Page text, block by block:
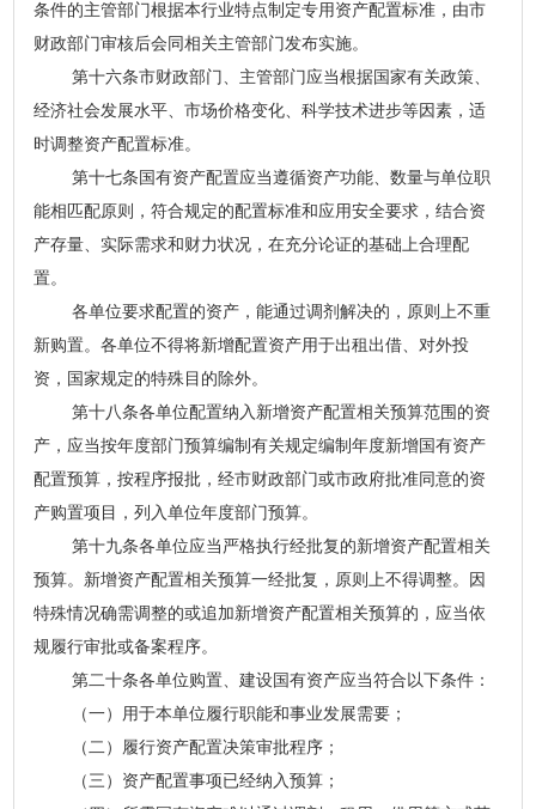
条件的主管部门根据本行业特点制定专用资产配置标准，由市
财政部门审核后会同相关主管部门发布实施。
第十六条市财政部门、主管部门应当根据国家有关政策、
经济社会发展水平、市场价格变化、科学技术进步等因素，适
时调整资产配置标准。
第十七条国有资产配置应当遵循资产功能、数量与单位职
能相匹配原则，符合规定的配置标准和应用安全要求，结合资
产存量、实际需求和财力状况，在充分论证的基础上合理配
置。
各单位要求配置的资产，能通过调剂解决的，原则上不重
新购置。各单位不得将新增配置资产用于出租出借、对外投
资，国家规定的特殊目的除外。
第十八条各单位配置纳入新增资产配置相关预算范围的资
产，应当按年度部门预算编制有关规定编制年度新增国有资产
配置预算，按程序报批，经市财政部门或市政府批准同意的资
产购置项目，列入单位年度部门预算。
第十九条各单位应当严格执行经批复的新增资产配置相关
预算。新增资产配置相关预算一经批复，原则上不得调整。因
特殊情况确需调整的或追加新增资产配置相关预算的，应当依
规履行审批或备案程序。
第二十条各单位购置、建设国有资产应当符合以下条件：
（一）用于本单位履行职能和事业发展需要；
（二）履行资产配置决策审批程序；
（三）资产配置事项已经纳入预算；